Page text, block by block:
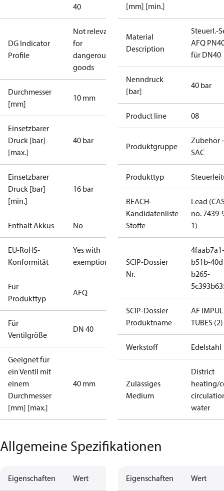
40
DG Indicator
Profile
Not relevant
for
dangerous
goods
Durchmesser
[mm]
10 mm
Einsetzbarer
Druck [bar]
[max.]
40 bar
Einsetzbarer
Druck [bar]
[min.]
16 bar
Enthält Akkus No
EU-RoHS-
Konformität
Yes with
exemptions
Für
Produkttyp
AFQ
Für
Ventilgröße
DN 40
Geeignet für
ein Ventil mit
einem
Durchmesser
[mm] [max.]
40 mm
[mm] [min.]
Material
Description
Steuerl.-
AFQ
für DN40
Nenndruck
[bar]
40 bar
Product line 08
Produktgruppe
Zubehör
SAC
Produkttyp
REACH-
Kandidatenliste
Stoffe
Lead
no. 7439-
1)
SCIP-Dossier
Nr.
4faab7a1-
b51b-
b265-
SCIP-Dossier
Produktname
AF
TUBES (2)
Werkstoff Edelstahl
Zulässiges
Medium
District
heating/
water
Allgemeine Spezifikationen
Eigenschaften Wert Eigenschaften Wert